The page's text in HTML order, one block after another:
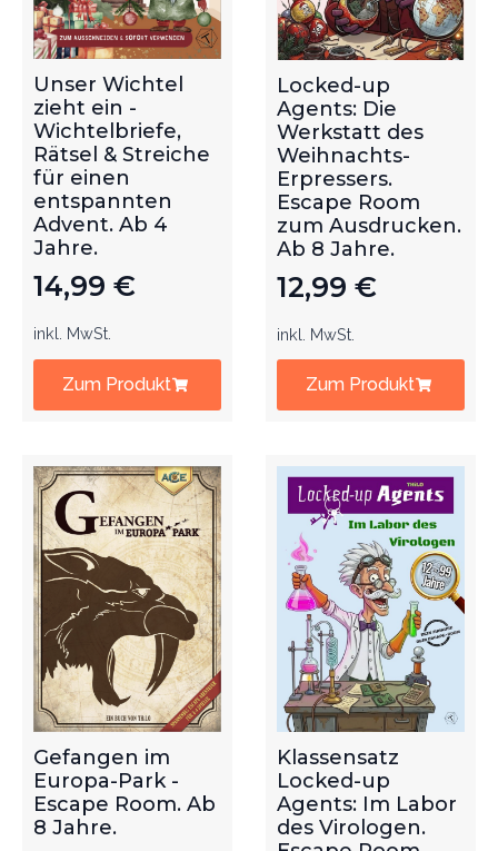
Unser Wichtel
zieht ein -
Wichtelbriefe,
Rätsel & Streiche
für einen
entspannten
Advent. Ab 4
Jahre.
14,99 €
inkl. MwSt.
Zum Produkt
Locked-up
Agents: Die
Werkstatt des
Weihnachts-
Erpressers.
Escape Room
zum Ausdrucken.
Ab 8 Jahre.
12,99 €
inkl. MwSt.
Zum Produkt
Gefangen im
Europa-Park -
Escape Room. Ab
8 Jahre.
Klassensatz
Locked-up
Agents: Im Labor
des Virologen.